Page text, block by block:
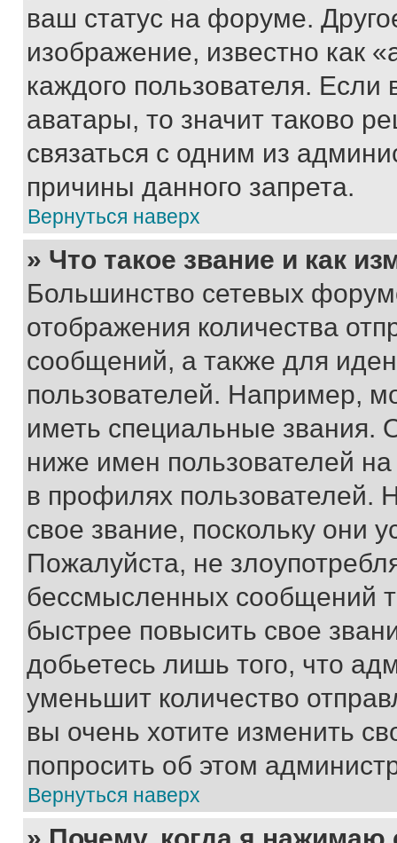
ваш статус на форуме.
изображение, известно как
каждого пользователя.
аватары, то значит таково
связаться с одним из
причины данного запрета.
Вернуться наверх
» Что такое звание и как
Большинство сетевых
отображения количества
сообщений, а также для
пользователей. Например,
иметь специальные звания.
ниже имен пользователей
в профилях
свое звание, поскольку они
Пожалуйста, не
бессмысленных сообщений
быстрее повысить свое
добьетесь лишь того, что
уменьшит количество
вы очень хотите изменить
попросить об этом
Вернуться наверх